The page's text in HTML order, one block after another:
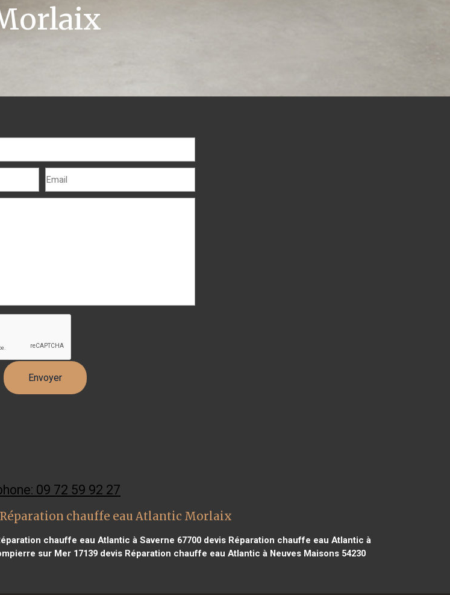
09 72 59 92 27
chauffe eau Atlantic Morlaix
chauffe eau Atlantic à Saverne 67700devis Réparation chauffe eau Atlantic à
sur Mer 17139 devis Réparation chauffe eau Atlantic à Neuves Maisons 54230